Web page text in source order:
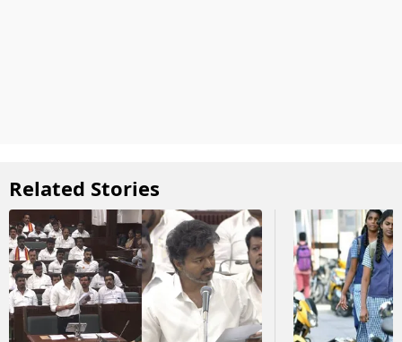
Related Stories